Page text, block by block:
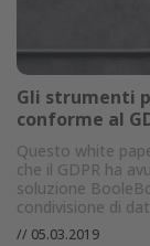
Gli strumenti
conforme al
Questo white
che il GDPR ha
soluzione
condivisione di
// 05.03.2019